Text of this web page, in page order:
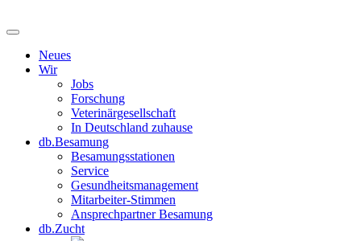
Neues
Wir
Jobs
Forschung
Veterinärgesellschaft
In Deutschland zuhause
db.Besamung
Besamungsstationen
Service
Gesundheitsmanagement
Mitarbeiter-Stimmen
Ansprechpartner Besamung
db.Zucht